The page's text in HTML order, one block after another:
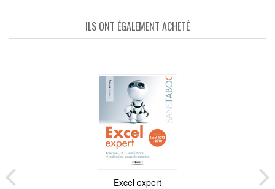
ILS ONT ÉGALEMENT ACHETÉ
Excel expert